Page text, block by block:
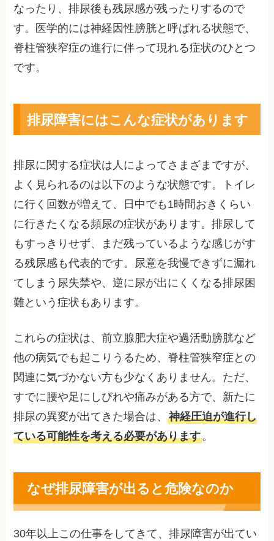
なったり、排尿後も残尿感が残ったりするので
す。医学的には神経因性膀胱と呼ばれる状態で、
脊柱管狭窄症の進行に伴って現れる症状のひとつ
です。
排尿障害にはこんな症状があります
排尿に関する症状は人によってさまざまですが、
よく見られるのは以下のような状態です。トイレ
に行く回数が増えて、日中でも1時間おきくらい
に行きたくなる頻尿の症状があります。排尿して
もすっきりせず、まだ残っているような感じがす
る残尿感も代表的です。尿意を我慢できずに漏れ
てしまう尿失禁や、逆に尿が出にくくなる排尿困
難という症状もあります。
これらの症状は、前立腺肥大症や過活動膀胱など
他の病気でも起こりうるため、脊柱管狭窄症との
関連に気づかない方も少なくありません。ただ、
すでに腰や足にしびれや痛みがある方で、新たに
排尿の異変が出てきた場合は、神経圧迫が進行し
ている可能性を考える必要があります。
なぜ排尿障害が出ると危険なのか
30年以上この仕事をしてきて、排尿障害が出てい